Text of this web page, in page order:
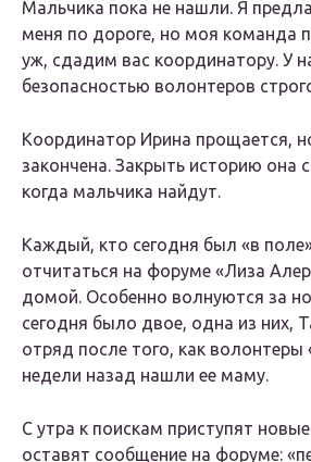
Мальчика пока не нашли. Я
меня по дороге, но моя команда
уж, сдадим вас координатору. У
безопасностью волонтеров
Координатор Ирина прощается,
закончена. Закрыть историю она
когда мальчика найдут.
Каждый, кто сегодня был «в
отчитаться на форуме «Лиза
домой. Особенно волнуются за
сегодня было двое, одна из них,
отряд после того, как волонтеры
недели назад нашли ее маму.
С утра к поискам приступят
оставят сообщение на форуме: